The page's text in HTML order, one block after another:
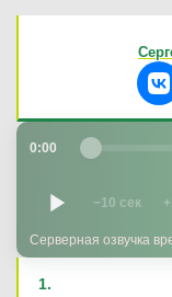
0:00
−10 сек
Серверная озвучка